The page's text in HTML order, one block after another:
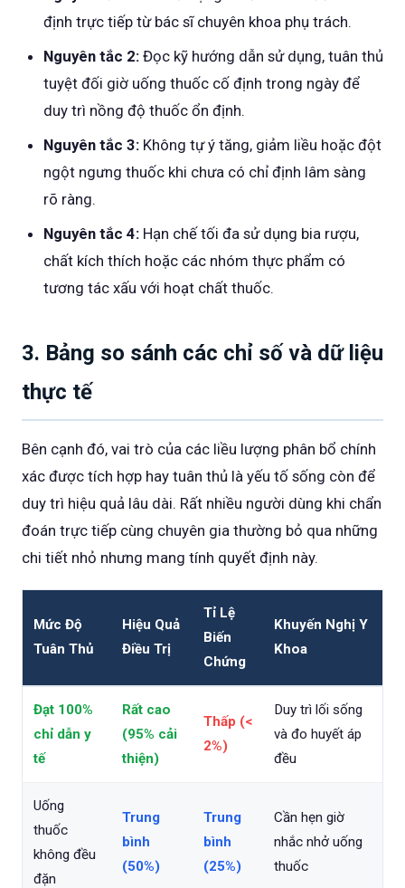
định trực tiếp từ bác sĩ chuyên khoa phụ trách.
Nguyên tắc 2: Đọc kỹ hướng dẫn sử dụng, tuân thủ
tuyệt đối giờ uống thuốc cố định trong ngày để
duy trì nồng độ thuốc ổn định.
Nguyên tắc 3: Không tự ý tăng, giảm liều hoặc đột
ngột ngưng thuốc khi chưa có chỉ định lâm sàng
rõ ràng.
Nguyên tắc 4: Hạn chế tối đa sử dụng bia rượu,
chất kích thích hoặc các nhóm thực phẩm có
tương tác xấu với hoạt chất thuốc.
3. Bảng so sánh các chỉ số và dữ liệu
thực tế
Bên cạnh đó, vai trò của các liều lượng phân bổ chính
xác được tích hợp hay tuân thủ là yếu tố sống còn để
duy trì hiệu quả lâu dài. Rất nhiều người dùng khi chẩn
đoán trực tiếp cùng chuyên gia thường bỏ qua những
chi tiết nhỏ nhưng mang tính quyết định này.
Mức Độ
Tuân Thủ
Hiệu Quả
Điều Trị
Tỉ Lệ
Biến
Chứng
Khuyến Nghị Y
Khoa
Đạt 100%
chỉ dẫn y
tế
Rất cao
(95% cải
thiện)
Thấp (<
2%)
Duy trì lối sống
và đo huyết áp
đều
Uống
thuốc
không đều
đặn
Trung
bình
(50%)
Trung
bình
(25%)
Cần hẹn giờ
nhắc nhở uống
thuốc